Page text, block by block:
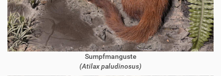
Sumpfmanguste
(Atilax paludinosus)